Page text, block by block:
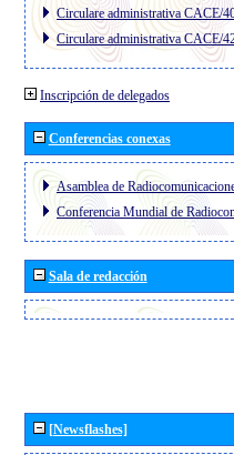
Circulare administrativa CACE/
Circulare administrativa CACE/
Inscripción de delegados
Conferencias conexas
Asamblea de
Conferencia Mundial de
Sala de redacción
[Newsflashes]